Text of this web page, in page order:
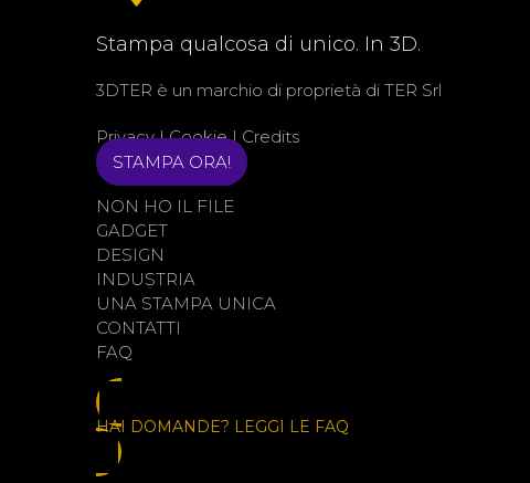
Stampa qualcosa di unico. In 3D.
3DTER è un marchio di proprietà di TER Srl
Privacy|Cookie| Credits
STAMPA ORA!
NON HO IL FILE
GADGET
DESIGN
INDUSTRIA
UNA STAMPA UNICA
CONTATTI
FAQ
HAI DOMANDE? LEGGI LE FAQ